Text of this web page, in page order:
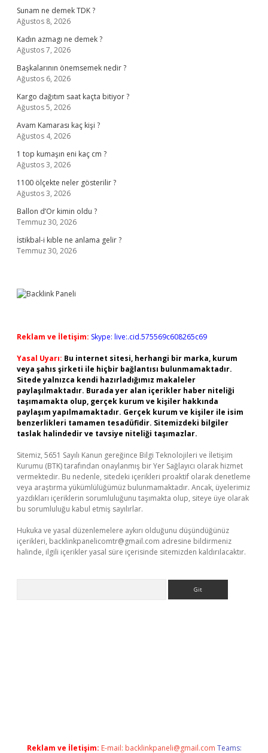
Sunam ne demek TDK ?
Ağustos 8, 2026
Kadın azmagı ne demek ?
Ağustos 7, 2026
Başkalarının önemsemek nedir ?
Ağustos 6, 2026
Kargo dağıtım saat kaçta bitiyor ?
Ağustos 5, 2026
Avam Kamarası kaç kişi ?
Ağustos 4, 2026
1 top kumaşın eni kaç cm ?
Ağustos 3, 2026
1100 ölçekte neler gösterilir ?
Ağustos 3, 2026
Ballon d’Or kimin oldu ?
Temmuz 30, 2026
İstikbal-i kıble ne anlama gelir ?
Temmuz 30, 2026
Reklam ve İletişim: Skype: live:.cid.575569c608265c69
Yasal Uyarı: Bu internet sitesi, herhangi bir marka, kurum
veya şahıs şirketi ile hiçbir bağlantısı bulunmamaktadır.
Sitede yalnızca kendi hazırladığımız makaleler
paylaşılmaktadır. Burada yer alan içerikler haber niteliği
taşımamakta olup, gerçek kurum ve kişiler hakkında
paylaşım yapılmamaktadır. Gerçek kurum ve kişiler ile isim
benzerlikleri tamamen tesadüfidir. Sitemizdeki bilgiler
taslak halindedir ve tavsiye niteliği taşımazlar.
Sitemiz, 5651 Sayılı Kanun gereğince Bilgi Teknolojileri ve İletişim
Kurumu (BTK) tarafından onaylanmış bir Yer Sağlayıcı olarak hizmet
vermektedir. Bu nedenle, sitedeki içerikleri proaktif olarak denetleme
veya araştırma yükümlülüğümüz bulunmamaktadır. Ancak, üyelerimiz
yazdıkları içeriklerin sorumluluğunu taşımakta olup, siteye üye olarak
bu sorumluluğu kabul etmiş sayılırlar.
Hukuka ve yasal düzenlemelere aykırı olduğunu düşündüğünüz
içerikleri, backlinkpanelicomtr@gmail.com adresine bildirmeniz
halinde, ilgili içerikler yasal süre içerisinde sitemizden kaldırılacaktır.
Reklam ve İletişim: E-mail: backlinkpaneli@gmail.com Teams: